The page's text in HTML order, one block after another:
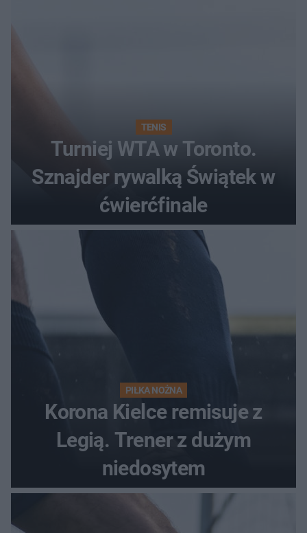
TENIS
Turniej WTA w Toronto.
Sznajder rywalką Świątek w
ćwierćfinale
PIŁKA NOŻNA
Korona Kielce remisuje z
Legią. Trener z dużym
niedosytem